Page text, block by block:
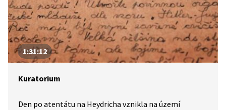
1:31:12
Kuratorium
Den po atentátu na Heydricha vznikla na území